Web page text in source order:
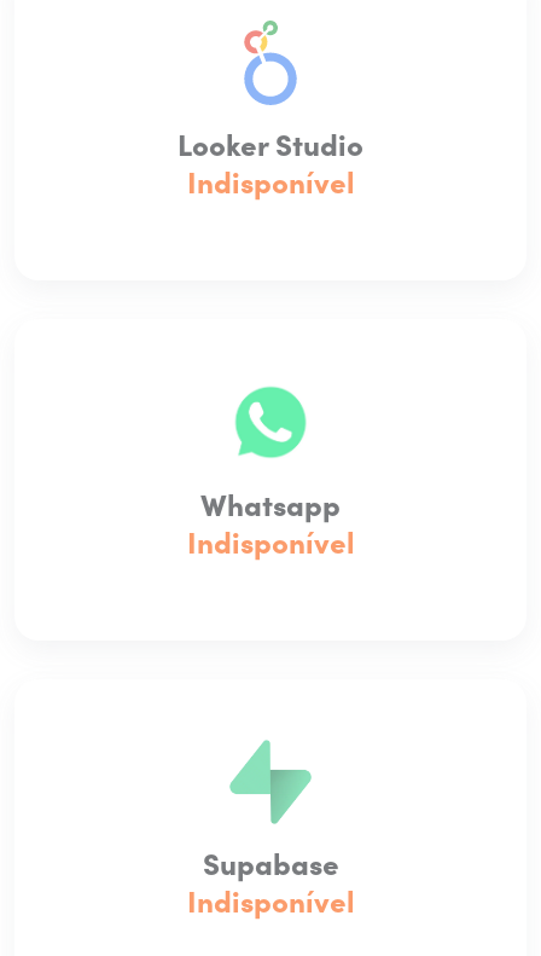
Looker Studio
Indisponível
Whatsapp
Indisponível
Supabase
Indisponível